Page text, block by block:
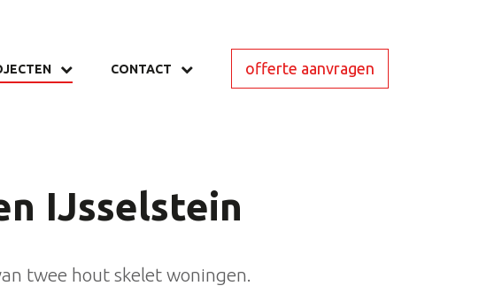
IJsselstein
twee hout skelet woningen.
CONTACT offerte aanvragen